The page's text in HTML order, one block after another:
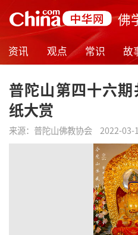
佛
资讯 观点 常识 故
普陀山第四十六
纸大赏
来源： 普陀山佛教协会 2022-03-